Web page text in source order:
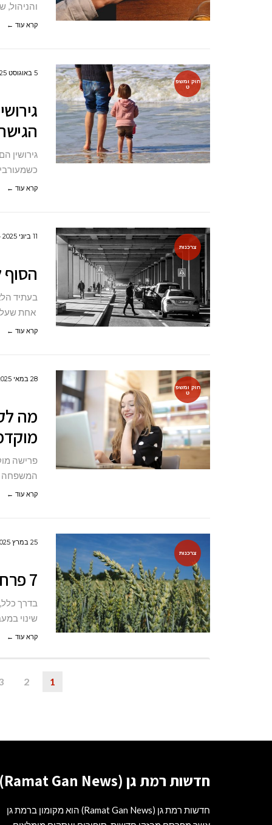
והניהול, שאומר ש־80%
קרא עוד ←
חוק ומשפ
ט
5 באוגוסט 2025
גירושין
קרא עוד ←
צרכנות
11 ביוני 2025
הסוף
בעתיד
אחת
קרא עוד ←
חוק ומשפ
ט
28 במאי 2025
מה
פרישה
המשפחה
קרא עוד ←
צרכנות
25 במרץ 2025
7 פרחי אביב בישראל
בדרך
שינוי
קרא עוד ←
1
2
חדשות רמת גן (Ramat Gan News)
חדשות רמת גן (Ramat Gan News) הוא מקומון ברמת גן